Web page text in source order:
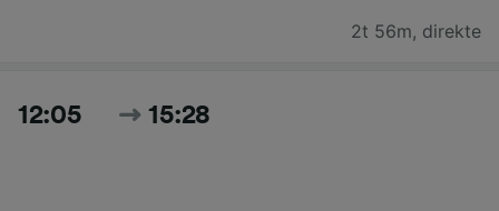
2t 56m, direkte
12:05 15:28